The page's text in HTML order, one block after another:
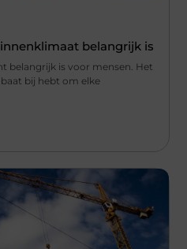
belangrijk is
belangrijk is voor mensen. Het
bij hebt om elke